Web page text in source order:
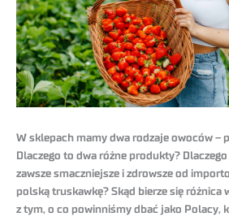
W sklepach mamy dwa rodzaje owoców –
Dlaczego to dwa różne produkty?
zawsze smaczniejsze i zdrowsze od
polską truskawkę? Skąd bierze się różnica
z tym, o co powinniśmy dbać jako Polacy,